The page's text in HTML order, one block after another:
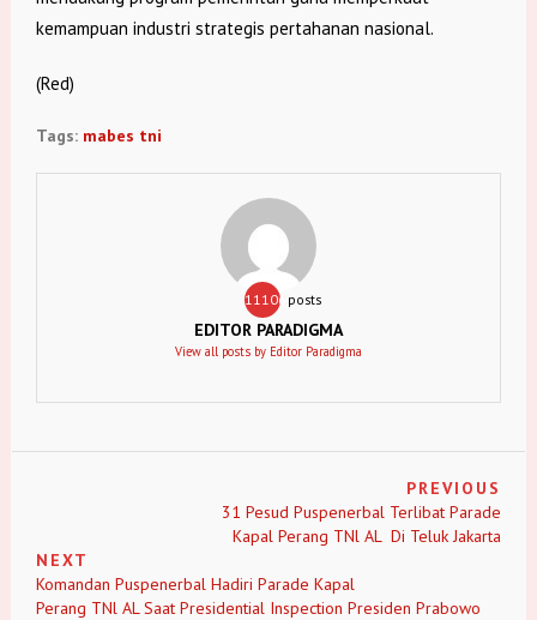
kemampuan industri strategis pertahanan nasional.
(Red)
Tags: mabes tni
11106 posts
EDITOR PARADIGMA
View all posts by Editor Paradigma
PREVIOUS
31 Pesud Puspenerbal Terlibat Parade
Kapal Perang TNl AL Di Teluk Jakarta
NEXT
Komandan Puspenerbal Hadiri Parade Kapal
Perang TNl AL Saat Presidential Inspection Presiden Prabowo